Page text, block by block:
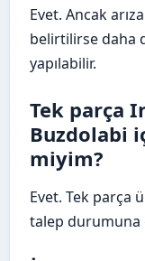
Evet. Ancak
belirtilirse daha
yapılabilir.
Tek parça
Buzdolabi
miyim?
Evet. Tek parça
talep durumuna